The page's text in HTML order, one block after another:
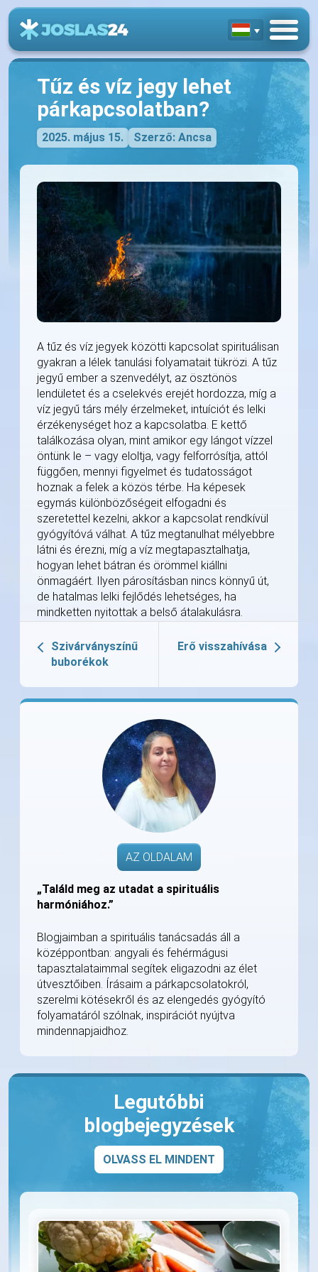
Tűz és víz jegy lehet
párkapcsolatban?
2025. május 15. Szerző: Ancsa
A tűz és víz jegyek közötti kapcsolat spirituálisan
gyakran a lélek tanulási folyamatait tükrözi. A tűz
jegyű ember a szenvedélyt, az ösztönös
lendületet és a cselekvés erejét hordozza, míg a
víz jegyű társ mély érzelmeket, intuíciót és lelki
érzékenységet hoz a kapcsolatba. E kettő
találkozása olyan, mint amikor egy lángot vízzel
öntünk le – vagy eloltja, vagy felforrósítja, attól
függően, mennyi figyelmet és tudatosságot
hoznak a felek a közös térbe. Ha képesek
egymás különbözőségeit elfogadni és
szeretettel kezelni, akkor a kapcsolat rendkívül
gyógyítóvá válhat. A tűz megtanulhat mélyebbre
látni és érezni, míg a víz megtapasztalhatja,
hogyan lehet bátran és örömmel kiállni
önmagáért. Ilyen párosításban nincs könnyű út,
de hatalmas lelki fejlődés lehetséges, ha
mindketten nyitottak a belső átalakulásra.
Szivárványszínű
buborékok
Erő visszahívása
AZ OLDALAM
„Találd meg az utadat a spirituális
harmóniához.”
Blogjaimban a spirituális tanácsadás áll a
középpontban: angyali és fehérmágusi
tapasztalataimmal segítek eligazodni az élet
útvesztőiben. Írásaim a párkapcsolatokról,
szerelmi kötésekről és az elengedés gyógyító
folyamatáról szólnak, inspirációt nyújtva
mindennapjaidhoz.
Legutóbbi
blogbejegyzések
OLVASS EL MINDENT